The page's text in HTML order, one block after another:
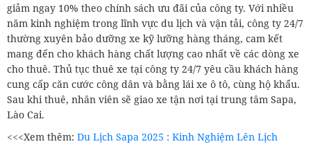
giảm ngay 10% theo chính sách ưu đãi của công ty. Với nhiều
năm kinh nghiệm trong lĩnh vực du lịch và vận tải, công ty 24/7
thường xuyên bảo dưỡng xe kỹ lưỡng hàng tháng, cam kết
mang đến cho khách hàng chất lượng cao nhất về các dòng xe
cho thuê. Thủ tục thuê xe tại công ty 24/7 yêu cầu khách hàng
cung cấp căn cước công dân và bằng lái xe ô tô, cùng hộ khẩu.
Sau khi thuê, nhân viên sẽ giao xe tận nơi tại trung tâm Sapa,
Lào Cai.
<<<Xem thêm: Du Lịch Sapa 2025 : Kinh Nghiệm Lên Lịch